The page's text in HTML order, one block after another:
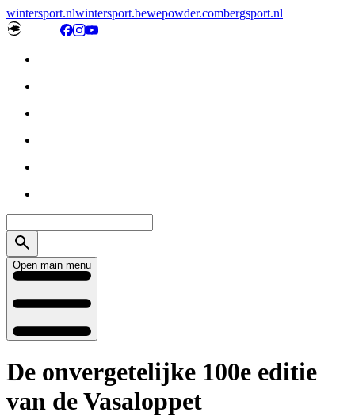
wintersport.nlwintersport.bewepowder.combergsport.nl
Open main menu
De onvergetelijke 100e editie
van de Vasaloppet